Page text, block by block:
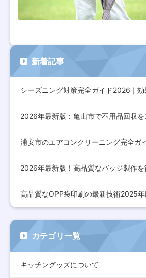
新着記事
カテゴリ一覧
キッチングッズについて